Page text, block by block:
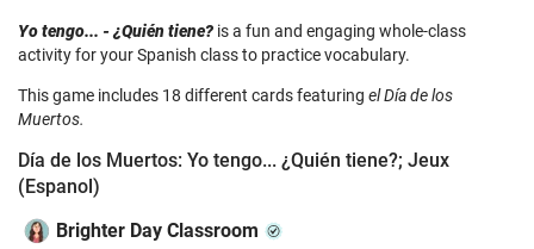
Yo tengo... - ¿Quién tiene? is a fun and engaging whole-class
activity for your Spanish class to practice vocabulary.
This game includes 18 different cards featuring el Día de los
Muertos.
Día de los Muertos: Yo tengo... ¿Quién tiene?; Jeux
(Espanol)
Brighter Day Classroom